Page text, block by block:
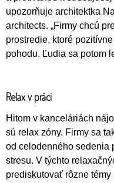
upozorňuje architektka
architects. „Firmy chcú
prostredie, ktoré
pohodu. Ľudia sa potom
Relax v práci
Hitom v kanceláriách
sú relax zóny. Firmy sa
od celodenného sedenia
stresu. V týchto
prediskutovať rôzne